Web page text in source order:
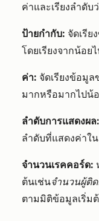
ค่าและเรียงลำดั
ป้ายกำกับ: จัดเรี
โดยเรียงจากน้อ
ค่า: จัดเรียงข้อมู
มากหรือมากไปน้
ลำดับการแสดงผล:
ลำดับที่แสดงค่าใ
จำนวนเรคคอร์ด:
ต้นเช่นจำนวนผู้ติ
ตามมิติข้อมูลเริ่ม